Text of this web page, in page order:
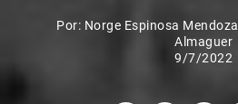
Por: Norge Espinosa Mendoza
Almaguer
9/7/2022